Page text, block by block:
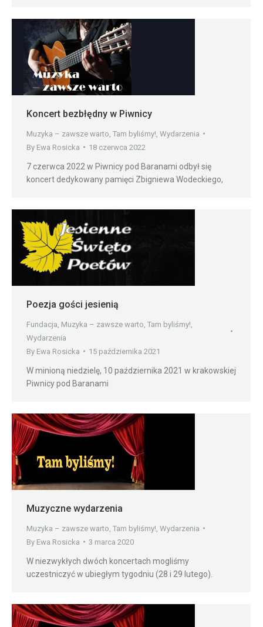
Koncert bezbłędny w Piwnicy
Muzyka – zawsze warto Tam byliśmy! Wydarzenia
By Ewa Rosicka 18 czerwca 2022
7 czerwca 2022 w Piwnicy pod Baranami odbył się
koncert dedykowany pamięci Zbigniewa Wodeckiego,
Poezja gości jesienią
Fundacja Muzyka – zawsze warto Tam byliśmy!
Wydarzenia
By Ewa Rosicka 15 października 2021
W minioną niedzielę, 10 października 2021 w krakowskiej
Piwnicy pod Baranami
Muzyczne wydarzenia
Muzyka – zawsze warto Tam byliśmy! Wydarzenia
By Ewa Rosicka 3 marca 2020
W niezwykłych dwóch koncertach mogliśmy
uczestniczyć w ubiegłym tygodniu (28 i 29 lutego).